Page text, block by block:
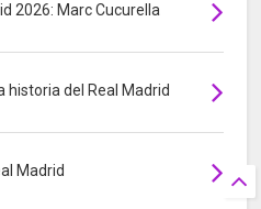
2026: Marc Cucurella
historia del Real Madrid
Madrid